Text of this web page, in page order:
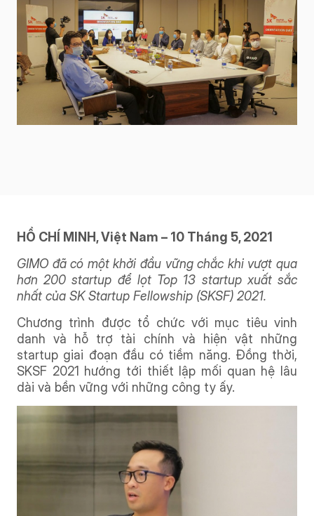
HỒ CHÍ MINH, Việt Nam – 10 Tháng 5, 2021
GIMO đã có một khởi đầu vững chắc khi vượt qua
hơn 200 startup để lọt Top 13 startup xuất sắc
nhất của SK Startup Fellowship (SKSF) 2021.
Chương trình được tổ chức với mục tiêu vinh
danh và hỗ trợ tài chính và hiện vật những
startup giai đoạn đầu có tiềm năng. Đồng thời,
SKSF 2021 hướng tới thiết lập mối quan hệ lâu
dài và bền vững với những công ty ấy.